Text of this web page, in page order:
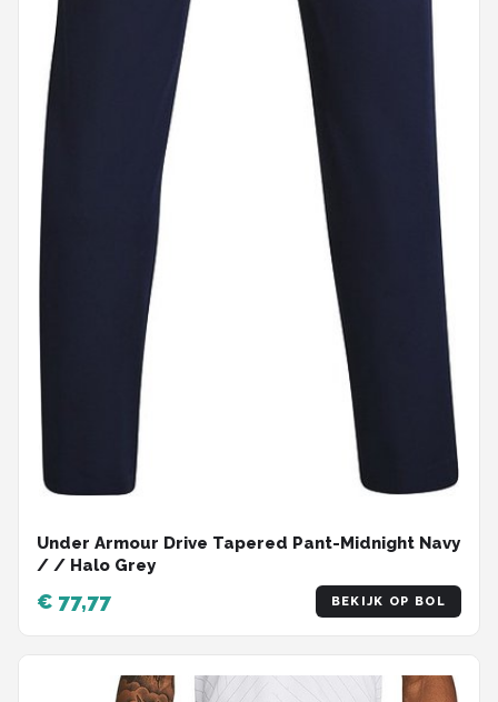
Under Armour Drive Tapered Pant-Midnight Navy
/ / Halo Grey
€ 77,77 BEKIJK OP BOL